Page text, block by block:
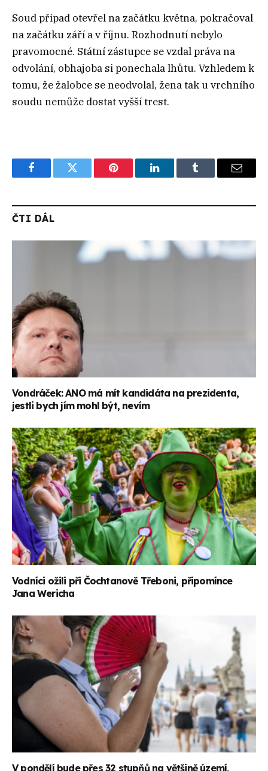
Soud případ otevřel na začátku května, pokračoval
na začátku září a v říjnu. Rozhodnutí nebylo
pravomocné. Státní zástupce se vzdal práva na
odvolání, obhajoba si ponechala lhůtu. Vzhledem k
tomu, že žalobce se neodvolal, žena tak u vrchního
soudu nemůže dostat vyšší trest.
FacebookTwitter Pinterest LinkedInTumblr Email
ČTI DÁL
Vondráček: ANO má mít kandidáta na prezidenta,
jestli bych jím mohl být, nevím
Vodníci ožili při Čochtanově Třeboni, připomínce
Jana Wericha
V pondělí bude přes 32 stupňů na většině území,